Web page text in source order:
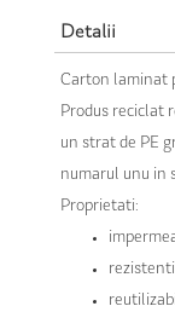
Detalii
Carton laminat
Produs reciclat
un strat de PE
numarul unu in
Proprietati: